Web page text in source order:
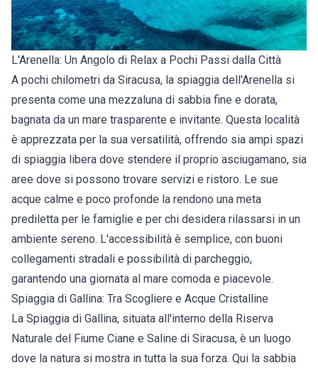
L'Arenella: Un Angolo di Relax a Pochi Passi dalla Città
A pochi chilometri da Siracusa, la spiaggia dell'Arenella si
presenta come una mezzaluna di sabbia fine e dorata,
bagnata da un mare trasparente e invitante. Questa località
è apprezzata per la sua versatilità, offrendo sia ampi spazi
di spiaggia libera dove stendere il proprio asciugamano, sia
aree dove si possono trovare servizi e ristoro. Le sue
acque calme e poco profonde la rendono una meta
prediletta per le famiglie e per chi desidera rilassarsi in un
ambiente sereno. L'accessibilità è semplice, con buoni
collegamenti stradali e possibilità di parcheggio,
garantendo una giornata al mare comoda e piacevole.
Spiaggia di Gallina: Tra Scogliere e Acque Cristalline
La Spiaggia di Gallina, situata all'interno della Riserva
Naturale del Fiume Ciane e Saline di Siracusa, è un luogo
dove la natura si mostra in tutta la sua forza. Qui la sabbia